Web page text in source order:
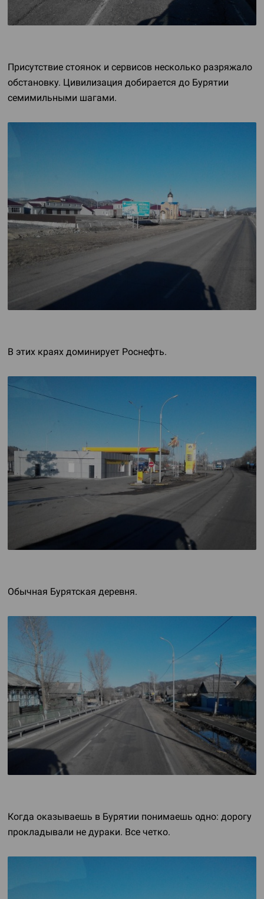
Присутствие стоянок и сервисов несколько разряжало
обстановку. Цивилизация добирается до Бурятии
семимильными шагами.
В этих краях доминирует Роснефть.
Обычная Бурятская деревня.
Когда оказываешь в Бурятии понимаешь одно: дорогу
прокладывали не дураки. Все четко.